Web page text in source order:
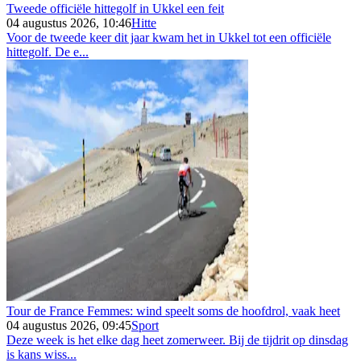
Tweede officiële hittegolf in Ukkel een feit
04 augustus 2026, 10:46Hitte
Voor de tweede keer dit jaar kwam het in Ukkel tot een officiële
hittegolf. De e...
Tour de France Femmes: wind speelt soms de hoofdrol, vaak heet
04 augustus 2026, 09:45Sport
Deze week is het elke dag heet zomerweer. Bij de tijdrit op dinsdag
is kans wiss...